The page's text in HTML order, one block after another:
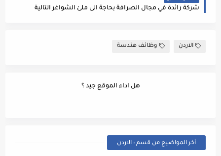
شركة رائدة في مجال الصرافة بحاجة الى ملئ الشواغر التالية
الاردن وظائف هندسة
هل اداء الموقع جيد ؟
أخر المواضيع من قسم : الاردن